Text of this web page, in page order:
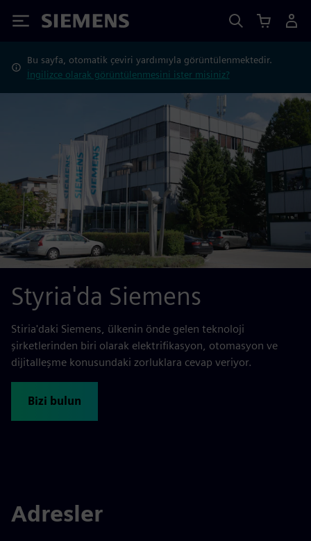
Siemens
Bu sayfa, otomatik çeviri yardımıyla görüntülenmektedir.
İngilizce olarak görüntülenmesini ister misiniz?
Styria'da Siemens
Stiria'daki Siemens, ülkenin önde gelen teknoloji
şirketlerinden biri olarak elektrifikasyon, otomasyon ve
dijitalleşme konusundaki zorluklara cevap veriyor.
Bizi bulun
Adresler